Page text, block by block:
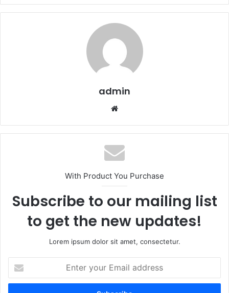
admin
With Product You Purchase
Subscribe to our mailing list
to get the new updates!
Lorem ipsum dolor sit amet, consectetur.
your
Email